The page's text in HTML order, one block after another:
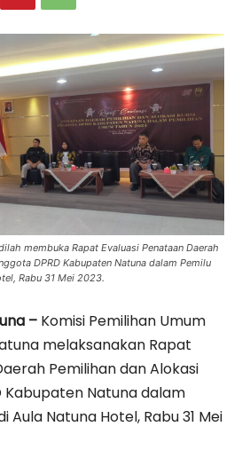
membuka Rapat Evaluasi Penataan Daerah
DPRD Kabupaten Natuna dalam Pemilu
Rabu 31 Mei 2023.
– Komisi Pemilihan Umum
melaksanakan Rapat
Pemilihan dan Alokasi
Kabupaten Natuna dalam
Aula Natuna Hotel, Rabu 31 Mei